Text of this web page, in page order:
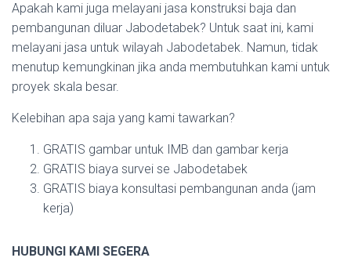
Apakah kami juga melayani jasa konstruksi baja dan
pembangunan diluar Jabodetabek? Untuk saat ini, kami
melayani jasa untuk wilayah Jabodetabek. Namun, tidak
menutup kemungkinan jika anda membutuhkan kami untuk
proyek skala besar.
Kelebihan apa saja yang kami tawarkan?
GRATIS gambar untuk IMB dan gambar kerja
GRATIS biaya survei se Jabodetabek
GRATIS biaya konsultasi pembangunan anda (jam
kerja)
HUBUNGI KAMI SEGERA